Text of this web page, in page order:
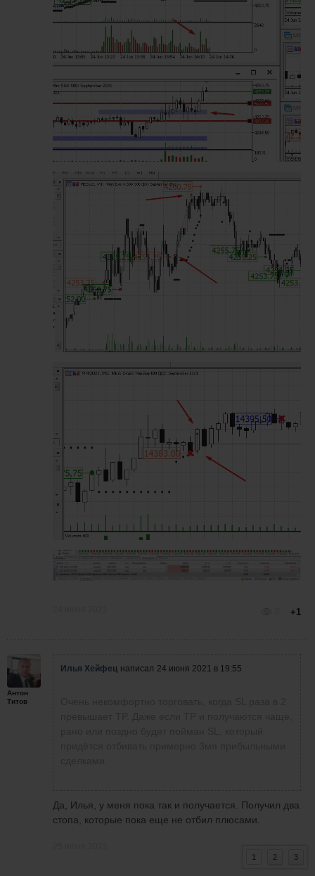
+1
Антон
Титов
Илья Хейфец написал 24 июня 2021 в 19:55
Да, Илья, у меня пока так и получается. Получил два
стопа, которые пока еще не отбил плюсами.
1 2 3